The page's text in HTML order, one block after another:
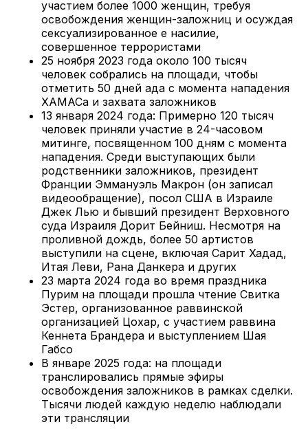
участием более 1000 женщин, требуя
освобождения женщин-заложниц и осуждая
сексуализированное е насилие,
совершенное террористами
25 ноября 2023 года около 100 тысяч
человек собрались на площади, чтобы
отметить 50 дней ада с момента нападения
ХАМАСа и захвата заложников
13 января 2024 года: Примерно 120 тысяч
человек приняли участие в 24-часовом
митинге, посвященном 100 дням с момента
нападения. Среди выступающих были
родственники заложников, президент
Франции Эммануэль Макрон (он записал
видеообращение), посол США в Израиле
Джек Лью и бывший президент Верховного
суда Израиля Дорит Бейниш. Несмотря на
проливной дождь, более 50 артистов
выступили на сцене, включая Сарит Хадад,
Итая Леви, Рана Данкера и других
23 марта 2024 года во время праздника
Пурим на площади прошла чтение Свитка
Эстер, организованное раввинской
организацией Цохар, с участием раввина
Кеннета Брандера и выступлением Шая
Габсо
В январе 2025 года: на площади
транслировались прямые эфиры
освобождения заложников в рамках сделки.
Тысячи людей каждую неделю наблюдали
эти трансляции